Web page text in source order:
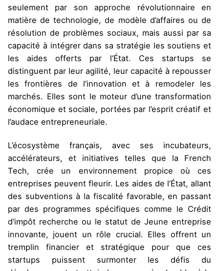
seulement par son approche révolutionnaire en
matière de technologie, de modèle d’affaires ou de
résolution de problèmes sociaux, mais aussi par sa
capacité à intégrer dans sa stratégie les soutiens et
les aides offerts par l’État. Ces startups se
distinguent par leur agilité, leur capacité à repousser
les frontières de l’innovation et à remodeler les
marchés. Elles sont le moteur d’une transformation
économique et sociale, portées par l’esprit créatif et
l’audace entrepreneuriale.
L’écosystème français, avec ses incubateurs,
accélérateurs, et initiatives telles que la French
Tech, crée un environnement propice où ces
entreprises peuvent fleurir. Les aides de l’État, allant
des subventions à la fiscalité favorable, en passant
par des programmes spécifiques comme le Crédit
d’impôt recherche ou le statut de Jeune entreprise
innovante, jouent un rôle crucial. Elles offrent un
tremplin financier et stratégique pour que ces
startups puissent surmonter les défis du